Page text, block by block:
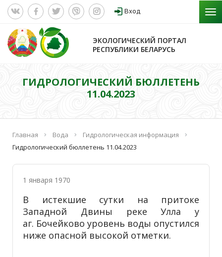
Вход
ЭКОЛОГИЧЕСКИЙ ПОРТАЛ
РЕСПУБЛИКИ БЕЛАРУСЬ
ГИДРОЛОГИЧЕСКИЙ БЮЛЛЕТЕНЬ
11.04.2023
Главная Вода
Гидрологическая информация
Гидрологический бюллетень 11.04.2023
1 января 1970
В истекшие сутки на притоке
Западной Двины реке Улла у
аг. Бочейково уровень воды опустился
ниже опасной высокой отметки.